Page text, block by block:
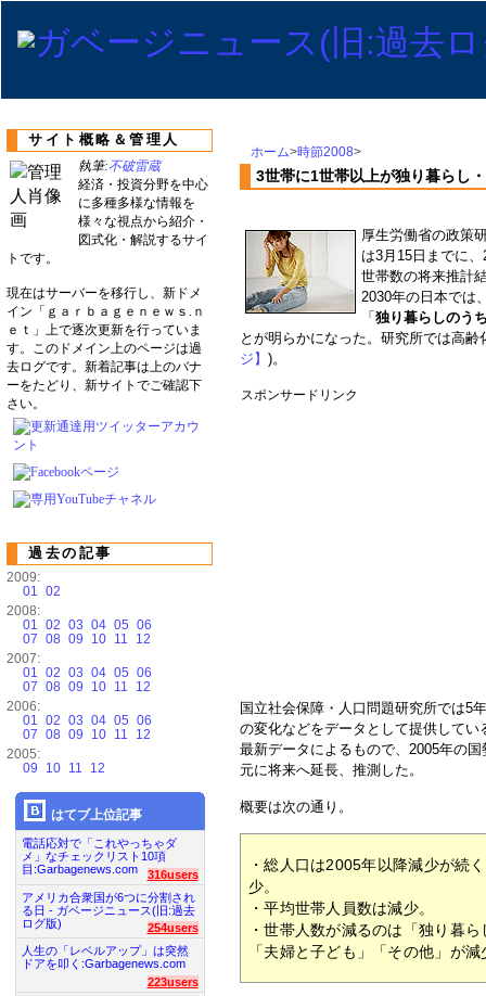
ホーム>時節2008>
3世帯に1世帯以上が独り暮らし
厚生労働省の政策
は3月15日までに
世帯数の将来推計
2030年の日本では
「 独り暮らしのう
とが明らかになった。研究所では高
ジ】 )。
スポンサードリンク
国立社会保障・人口問題研究所では5
の変化などをデータとして提供して
最新データによるもので、2005年の
元に将来へ延長、推測した。
概要は次の通り。
・総人口は2005年以降減少が続
少。
・平均世帯人員数は減少。
・世帯人数が減るのは「独り暮
「夫婦と子ども」「その他」が
サイト概略＆管理人
執筆:不破雷蔵
経済・投資分野を中心
に多種多様な情報を
様々な視点から紹介・
図式化・解説するサイ
トです。
現在はサーバーを移行し、新ドメ
イン「ｇａｒｂａｇｅｎｅｗｓ.ｎ
ｅｔ」上で逐次更新を行っていま
す。このドメイン上のページは過
去ログです。新着記事は上のバナ
ーをたどり、新サイトでご確認下
さい。
過去の記事
2009:
01 02
2008:
01 02 03 04 05 06
07 08 09 10 11
12
2007:
01 02 03 04 05 06
07 08 09 10 11
12
2006:
01 02 03 04 05 06
07 08 09 10 11
12
2005:
09
10 11 12
はてブ上位記事
電話応対で「これやっちゃダ
メ」なチェックリスト10項
目:Garbagenews.com
316users
アメリカ合衆国が6つに分割され
る日 - ガベージニュース(旧:過去
ログ版)
254users
人生の「レベルアップ」は突然
ドアを叩く:Garbagenews.com
223users